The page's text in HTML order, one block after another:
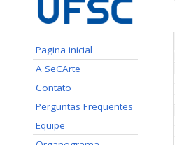
Pagina inicial
A SeCArte
Contato
Perguntas Frequentes
Equipe